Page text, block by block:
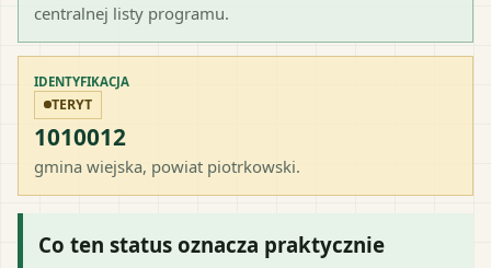
centralnej listy programu.
IDENTYFIKACJA
TERYT
1010012
gmina wiejska, powiat piotrkowski.
Co ten status oznacza praktycznie